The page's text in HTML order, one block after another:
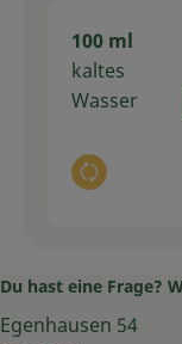
100 ml
kaltes
Wasser
Auswahl
Du hast eine Frage?
Egenhausen 54